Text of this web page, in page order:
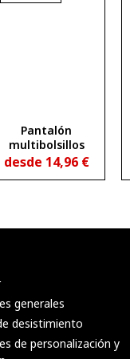
Pantalón
multibolsillos
desde 14,96 €
generales
desistimiento
de personalización y